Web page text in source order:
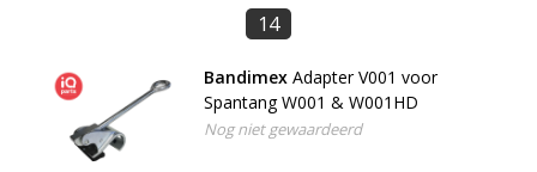
14
Bandimex Adapter V001 voor
Spantang W001 & W001HD
Nog niet gewaardeerd